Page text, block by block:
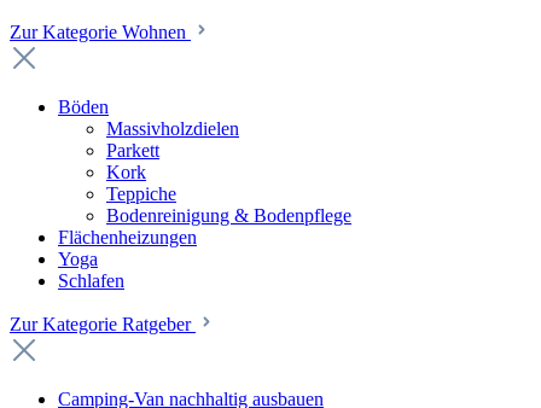
Zur Kategorie Wohnen
Böden
Massivholzdielen
Parkett
Kork
Teppiche
Bodenreinigung & Bodenpflege
Flächenheizungen
Yoga
Schlafen
Zur Kategorie Ratgeber
Camping-Van nachhaltig ausbauen